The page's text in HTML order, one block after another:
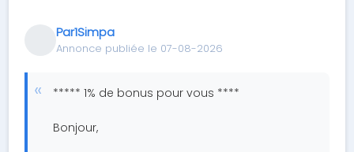
Par1Simpa
Annonce publiée le 07-08-2026
***** 1% de bonus pour vous ****
Bonjour,